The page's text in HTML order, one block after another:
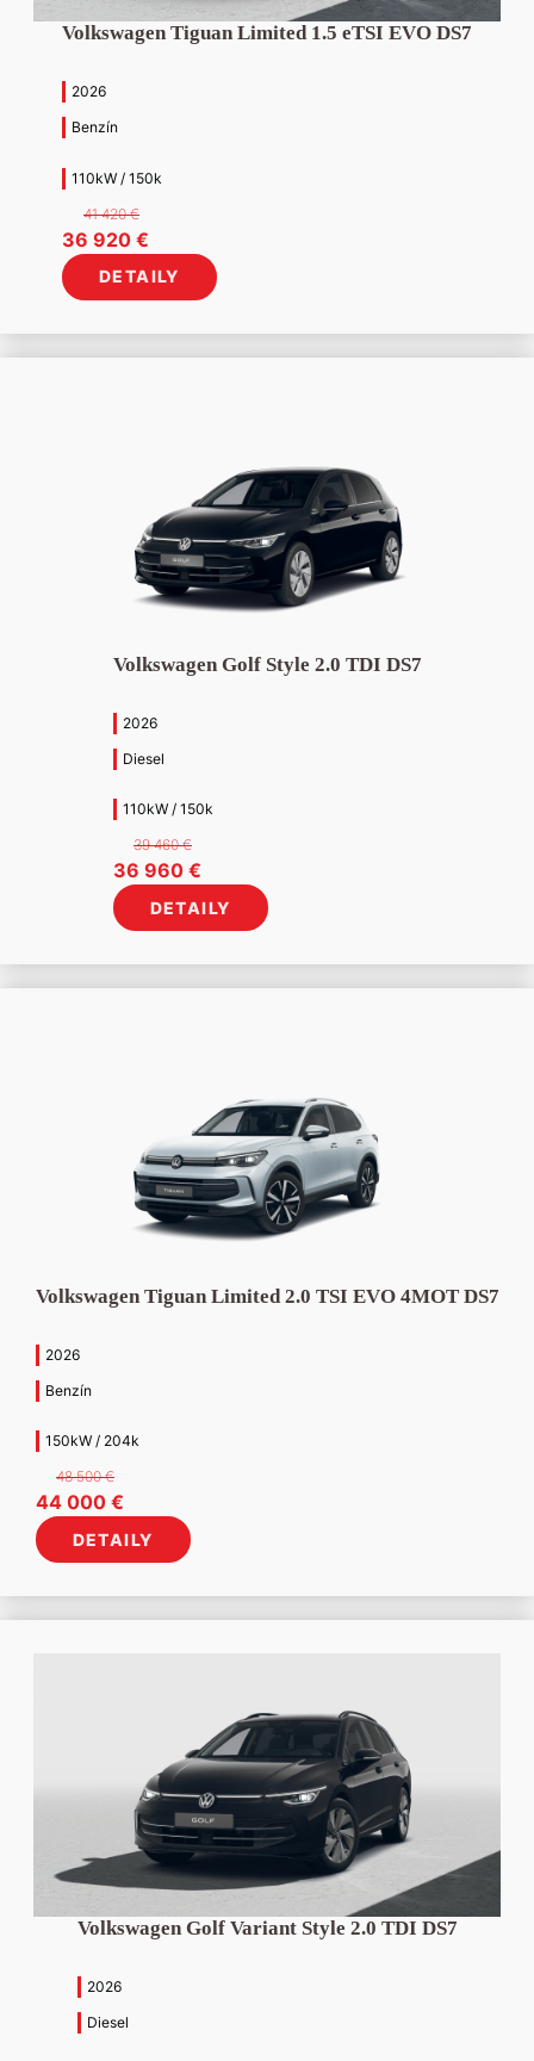
Volkswagen Tiguan Limited 1.5 eTSI EVO DS7
2026
Benzín
110kW / 150k
41 420€
Pôvodná
cena
bola:
420 €.
36 920 €
cena
je:
920 €.
DETAILY
Volkswagen Golf Style 2.0 TDI DS7
2026
Diesel
110kW / 150k
39 460€
Pôvodná
cena
bola:
460 €.
36 960 €Aktuálna
cena
je:
960 €.
DETAILY
Volkswagen Tiguan Limited 2.0 TSI EVO 4MOT DS7
2026
Benzín
150kW / 204k
48 500€
Pôvodná
cena
bola:
500 €.
44 000 €Aktuálna
cena
je:
000 €.
DETAILY
Volkswagen Golf Variant Style 2.0 TDI DS7
2026
Diesel